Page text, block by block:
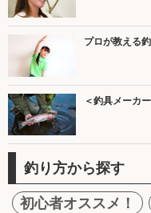
プロが教える
＜釣具メーカ
釣り方から探す
初心者オススメ！